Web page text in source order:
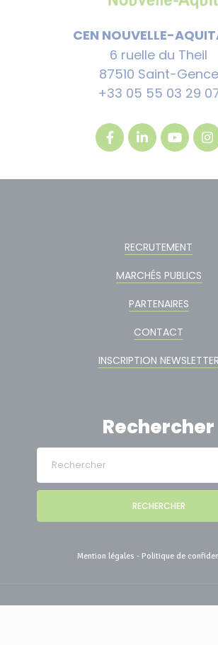
CEN NOUVELLE-
6 ruelle du Theil
87510 Saint-Gence
+33 05 55 03 29
RECRUTEMENT
MARCHÉS PUBLICS
PARTENAIRES
CONTACT
INSCRIPTION NEWSLETTER
Rechercher
RECHERCHER
Mention légales - Politique de